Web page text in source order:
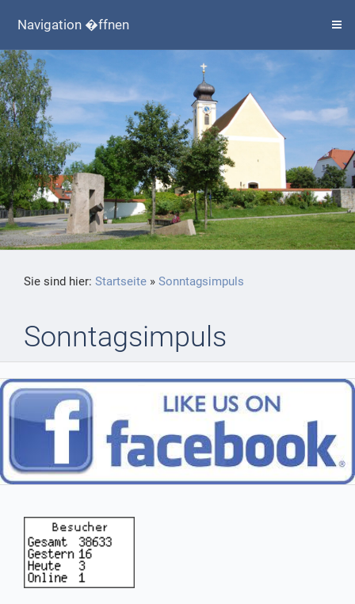
Navigation �ffnen
Sie sind hier: Startseite » Sonntagsimpuls
Sonntagsimpuls